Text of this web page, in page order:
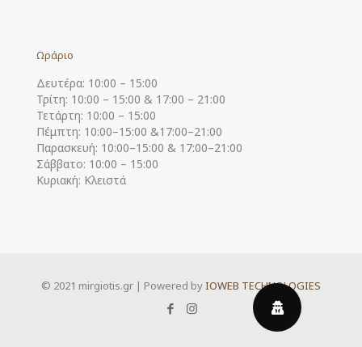
Ωράριο
Δευτέρα: 10:00 – 15:00
Τρίτη: 10:00 – 15:00 & 17:00 – 21:00
Τετάρτη: 10:00 – 15:00
Πέμπτη: 10:00–15:00 &17:00–21:00
Παρασκευή: 10:00–15:00 & 17:00–21:00
Σάββατο: 10:00 – 15:00
Κυριακή: Κλειστά
© 2021 mirgiotis.gr | Powered byIOWEB TECHNOLOGIES